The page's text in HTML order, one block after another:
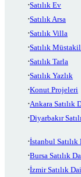
Satılık Ev
Satılık Arsa
Satılık Villa
Satılık
Satılık Tarla
Satılık Yazlık
Konut Projeleri
Ankara Satılık
Diyarbakır
İstanbul Satılık
Bursa Satılık
İzmir Satılık